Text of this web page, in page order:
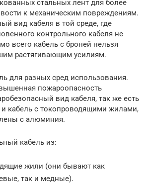
стальных лент для более
к механическим повреждениям.
вид кабеля в той среде, где
контрольного кабеля не
всего кабель с броней нельзя
растягивающим усилиям.
для разных сред использования.
пожароопасность
вид кабеля, так же есть
кабель с токопроводящими жилами,
с алюминия.
кабель из:
жили (они бывают как
так и медные).